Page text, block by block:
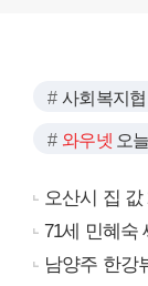
사회복지
와우넷 오
오산시 집 값
71세 민혜숙
남양주 한강